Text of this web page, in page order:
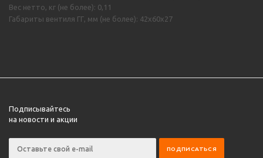
Вес нетто, кг (не более): 0,11
Габариты вентиля ГГ, мм (не более): 42х60х27
Подписывайтесь
на новости и акции